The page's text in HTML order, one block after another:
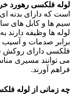
لوله فلکسی رهورد
است که دارای بدنه
سیم ها و کابل های
لوله ها وظیفه دارند
برابر صدمات و آسیب
فلکسی دارای روکش
می توانند مسیری
فراهم آورند.
چه زمانی از لوله